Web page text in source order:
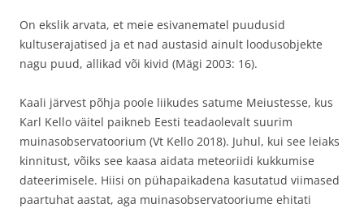
On ekslik arvata, et meie esivanematel puudusid
kultuserajatised ja et nad austasid ainult loodusobjekte
nagu puud, allikad või kivid (Mägi 2003: 16).
Kaali järvest põhja poole liikudes satume Meiustesse, kus
Karl Kello väitel paikneb Eesti teadaolevalt suurim
muinasobservatoorium (Vt Kello 2018). Juhul, kui see leiaks
kinnitust, võiks see kaasa aidata meteoriidi kukkumise
dateerimisele. Hiisi on pühapaikadena kasutatud viimased
paartuhat aastat, aga muinasobservatooriume ehitati